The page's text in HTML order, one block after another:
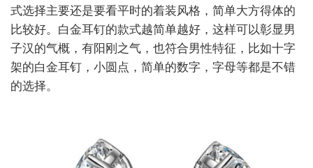
式选择主要还是要看平时的着装风格，简单大方得体的
比较好。白金耳钉的款式越简单越好，这样可以彰显男
子汉的气概，有阳刚之气，也符合男性特征，比如十字
架的白金耳钉，小圆点，简单的数字，字母等都是不错
的选择。
点钻黄金系列
四叶草 足金钻石耳饰
点钻黄金系列
星月 足金钻石链坠